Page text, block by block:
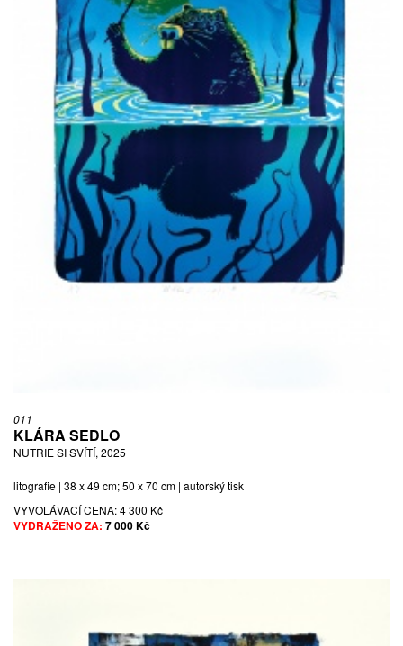
011
KLÁRA SEDLO
NUTRIE SI SVÍTÍ, 2025
litografie | 38 x 49 cm; 50 x 70 cm | autorský tisk
VYVOLÁVACÍ CENA:4 300 Kč
VYDRAŽENO ZA: 7 000 Kč